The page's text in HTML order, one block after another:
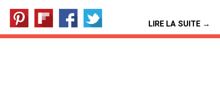
LIRE LA SUITE →